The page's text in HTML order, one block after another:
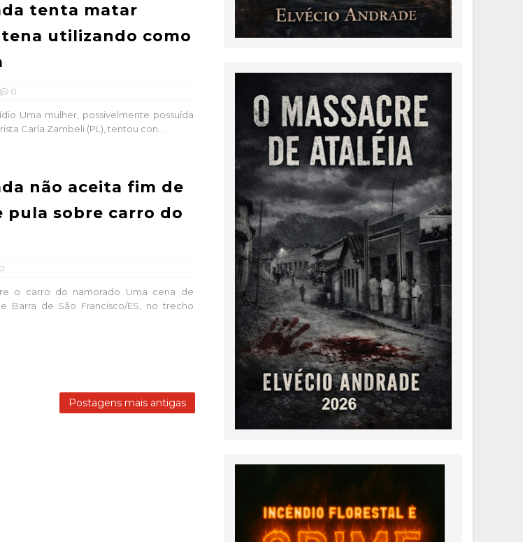
tenta matar
utilizando como
0
Uma mulher, possivelmente possuída
Carla Zambeli (PL), tentou con...
não aceita fim de
pula sobre carro do
0
o carro do namorado Uma cena de
Barra de São Francisco/ES, no trecho
Postagens mais antigas